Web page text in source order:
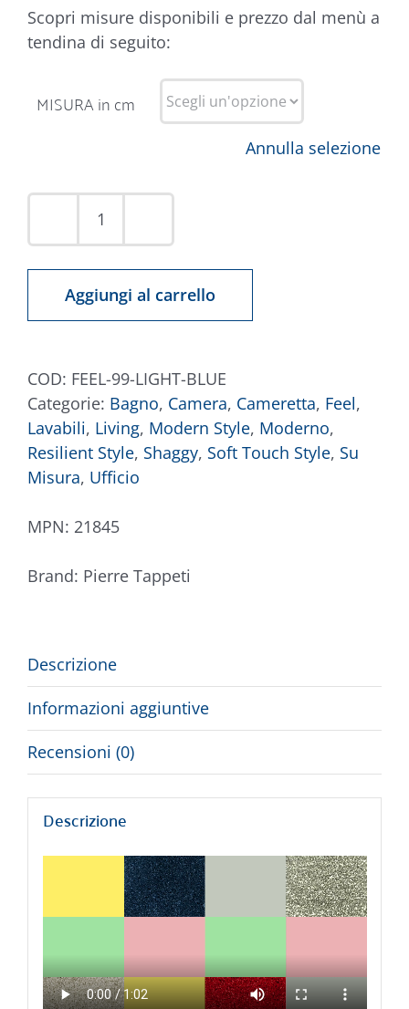
Scopri misure disponibili e prezzo dal menù a
tendina di seguito:
MISURA in cm
Annulla selezione
Tappeto
Turchese
quantità
Aggiungi al carrello
COD: FEEL-99-LIGHT-BLUE
Categorie: Bagno, Camera, Cameretta, Feel,
Lavabili, Living, Modern Style, Moderno,
Resilient Style, Shaggy, Soft Touch Style, Su
Misura, Ufficio
MPN: 21845
Brand: Pierre Tappeti
Descrizione
Informazioni aggiuntive
Recensioni (0)
Descrizione